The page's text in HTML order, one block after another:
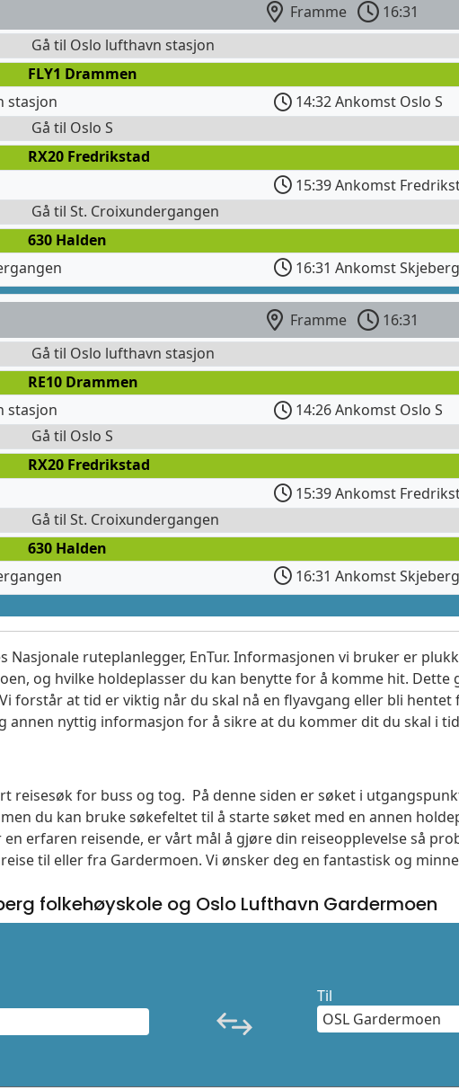
Framme
16:31
Gå til Oslo lufthavn stasjon
FLY1 Drammen
stasjon
14:32 Ankomst Oslo S
Gå til Oslo S
RX20 Fredrikstad
15:39 Ankomst
Gå til St. Croixundergangen
630 Halden
16:31 Ankomst
Framme
16:31
Gå til Oslo lufthavn stasjon
RE10 Drammen
stasjon
14:26 Ankomst Oslo S
Gå til Oslo S
RX20 Fredrikstad
15:39 Ankomst
Gå til St. Croixundergangen
630 Halden
16:31 Ankomst
ruteplanlegger, EnTur. Informasjonen vi bruker er
og hvilke holdeplasser du kan benytte for å komme hit. Dette
forstår at tid er viktig når du skal nå en flyavgang eller bli
annen nyttig informasjon for å sikre at du kommer dit du skal i
reisesøk for buss og tog. På denne siden er søket i
du kan bruke søkefeltet til å starte søket med en annen
erfaren reisende, er vårt mål å gjøre din reiseopplevelse så
til eller fra Gardermoen. Vi ønsker deg en fantastisk og
folkehøyskole og Oslo Lufthavn Gardermoen
Til